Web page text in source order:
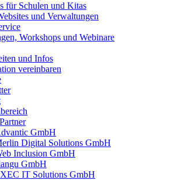
für Schulen und Kitas
und Verwaltungen
Workshops und Webinare
und Infos
vereinbaren
GmbH
Digital Solutions GmbH
Inclusion GmbH
GmbH
IT Solutions GmbH